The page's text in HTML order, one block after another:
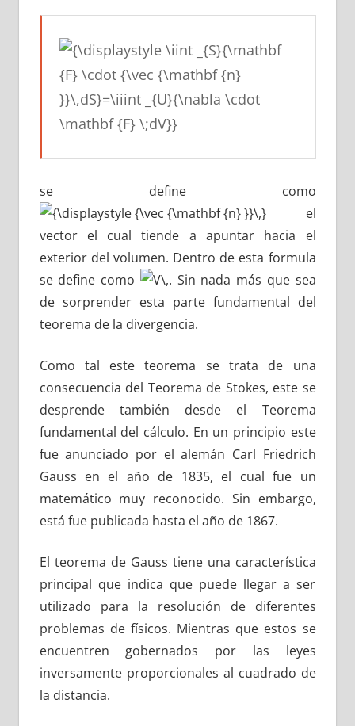
se define como
el
vector el cual tiende a apuntar hacia el
exterior del volumen. Dentro de esta formula
se define como
. Sin nada más que sea
de sorprender esta parte fundamental del
teorema de la divergencia.
Como tal este teorema se trata de una
consecuencia del Teorema de Stokes, este se
desprende también desde el Teorema
fundamental del cálculo. En un principio este
fue anunciado por el alemán Carl Friedrich
Gauss en el año de 1835, el cual fue un
matemático muy reconocido. Sin embargo,
está fue publicada hasta el año de 1867.
El teorema de Gauss tiene una característica
principal que indica que puede llegar a ser
utilizado para la resolución de diferentes
problemas de físicos. Mientras que estos se
encuentren gobernados por las leyes
inversamente proporcionales al cuadrado de
la distancia.